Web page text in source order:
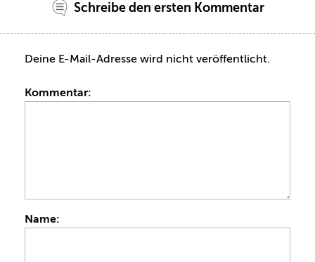
Schreibe den ersten Kommentar
Deine E-Mail-Adresse wird nicht veröffentlicht.
Kommentar:
Name: